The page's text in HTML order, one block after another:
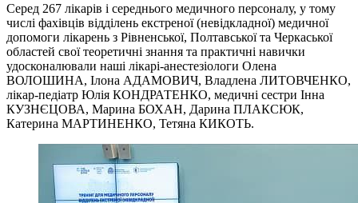
Серед 267 лікарів і середнього медичного персоналу, у тому
числі фахівців відділень екстреної (невідкладної) медичної
допомоги лікарень з Рівненської, Полтавської та Черкаської
областей свої теоретичні знання та практичні навички
удосконалювали наші лікарі-анестезіологи Олена
ВОЛОШИНА, Ілона АДАМОВИЧ, Владлена ЛИТОВЧЕНКО,
лікар-педіатр Юлія КОНДРАТЕНКО, медичні сестри Інна
КУЗНЄЦОВА, Марина БОХАН, Дарина ПЛАКСЮК,
Катерина МАРТИНЕНКО, Тетяна КИКОТЬ.